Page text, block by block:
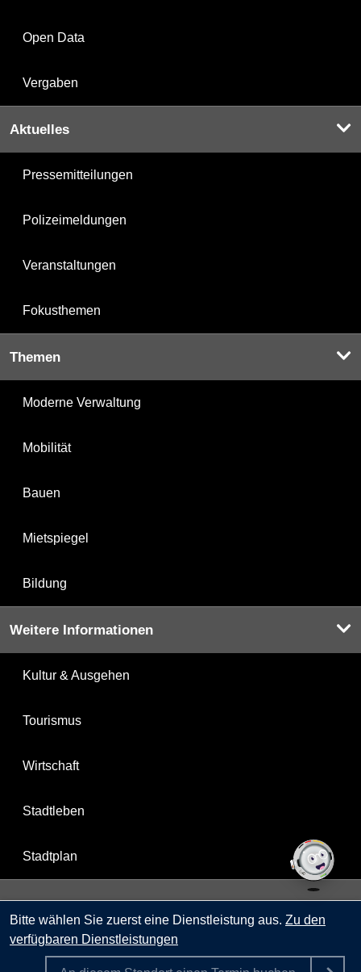
Bitte wählen Sie zuerst eine Dienstleistung aus. Zu den
verfügbaren Dienstleistungen
Open Data
Vergaben
Aktuelles
Pressemitteilungen
Polizeimeldungen
Veranstaltungen
Fokusthemen
Themen
Moderne Verwaltung
Mobilität
Bauen
Mietspiegel
Bildung
Weitere Informationen
Kultur & Ausgehen
Tourismus
Wirtschaft
Stadtleben
Stadtplan